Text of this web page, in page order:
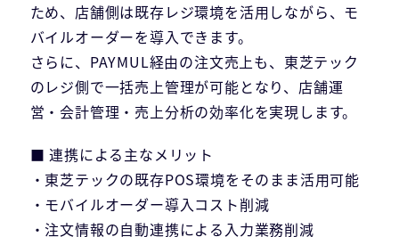
ため、店舗側は既存レジ環境を活用しながら、モ
バイルオーダーを導入できます。
さらに、PAYMUL経由の注文売上も、東芝テック
のレジ側で一括売上管理が可能となり、店舗運
営・会計管理・売上分析の効率化を実現します。
■ 連携による主なメリット
・東芝テックの既存POS環境をそのまま活用可能
・モバイルオーダー導入コスト削減
・注文情報の自動連携による入力業務削減